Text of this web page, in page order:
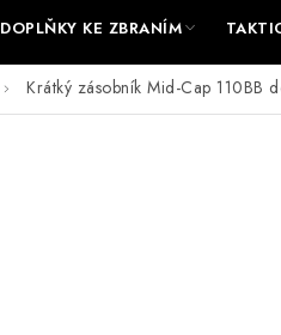
DOPLŇKY KE ZBRANÍM
Krátký zásobník Mid-Cap 110BB